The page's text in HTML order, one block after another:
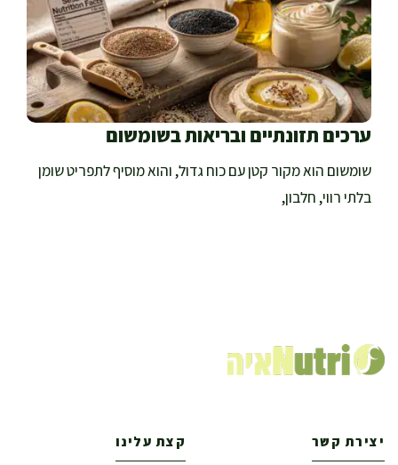
ערכים תזונתיים ובריאות בשומשום
שומשום הוא מקור קטן עם כוח גדול, והוא מוסיף לתפריט שומן
בלתי רווי, חלבון,
יצירת קשר קצת עלינו